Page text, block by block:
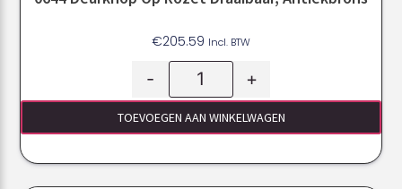
€205.59 Incl. BTW
- +
TOEVOEGEN AAN WINKELWAGEN